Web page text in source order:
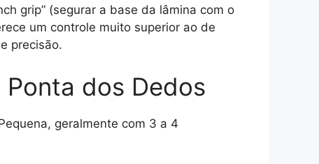
grip” (segurar a base da lâmina com o
um controle muito superior ao de
precisão.
dos Dedos
geralmente com 3 a 4